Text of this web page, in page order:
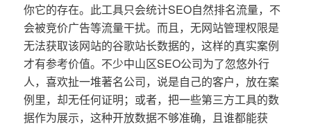
你它的存在。此工具只会统计SEO自然排名流量，不
会被竞价广告等流量干扰。而且，无网站管理权限是
无法获取该网站的谷歌站长数据的，这样的真实案例
才有参考价值。不少中山区SEO公司为了忽悠外行
人，喜欢扯一堆著名公司，说是自己的客户，放在案
例里，却无任何证明；或者，把一些第三方工具的数
据作为展示，这种开放数据不够准确，且谁都能获